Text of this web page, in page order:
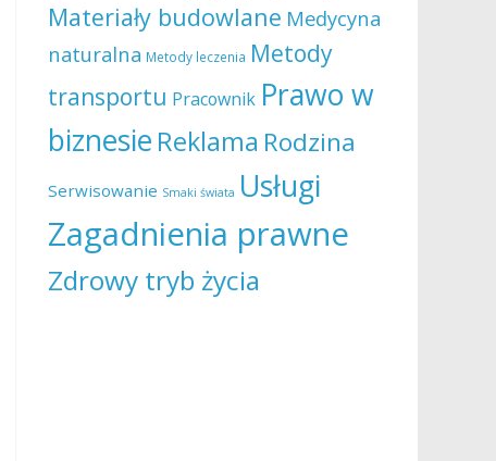
Materiały budowlane Medycyna
naturalna Metody leczenia Metody
transportu Pracownik Prawo w
biznesie Reklama Rodzina
Serwisowanie Smaki świata Usługi
Zagadnienia prawne
Zdrowy tryb życia